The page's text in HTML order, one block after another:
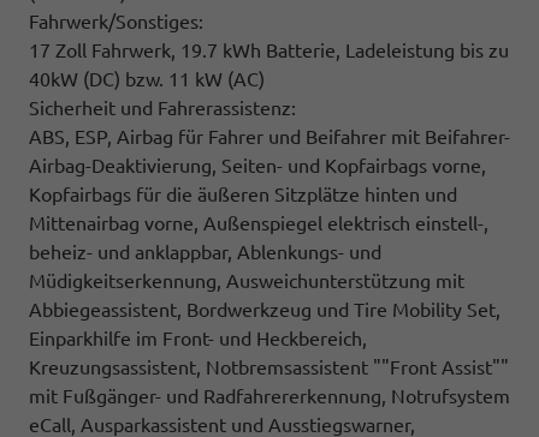
Fahrwerk/Sonstiges:
17 Zoll Fahrwerk, 19.7 kWh Batterie, Ladeleistung bis zu
40kW (DC) bzw. 11 kW (AC)
Sicherheit und Fahrerassistenz:
ABS, ESP, Airbag für Fahrer und Beifahrer mit Beifahrer-
Airbag-Deaktivierung, Seiten- und Kopfairbags vorne,
Kopfairbags für die äußeren Sitzplätze hinten und
Mittenairbag vorne, Außenspiegel elektrisch einstell-,
beheiz- und anklappbar, Ablenkungs- und
Müdigkeitserkennung, Ausweichunterstützung mit
Abbiegeassistent, Bordwerkzeug und Tire Mobility Set,
Einparkhilfe im Front- und Heckbereich,
Kreuzungsassistent, Notbremsassistent ""Front Assist""
mit Fußgänger- und Radfahrererkennung, Notrufsystem
eCall, Ausparkassistent und Ausstiegswarner,